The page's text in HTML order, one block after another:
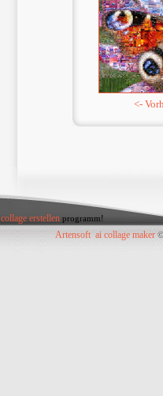
<-
collage erstellen programm!
Artensoft ai collage maker